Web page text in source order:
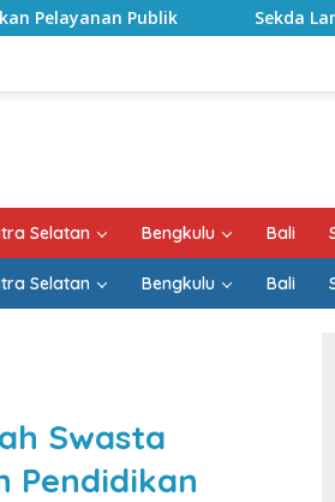
Sekda Lampung Selatan
Selatan Bengkulu Bali
Selatan Bengkulu Bali
Swasta
Pendidikan